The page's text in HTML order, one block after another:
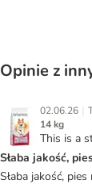
Opinie z
02.06.26 |
14 kg
This is a
Słaba jakość,
Słaba jakość,